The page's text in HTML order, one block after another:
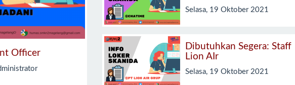
Officer
Selasa, 19 Oktober 2021
Dibutuhkan Segera: Staff
Lion AIr
Selasa, 19 Oktober 2021